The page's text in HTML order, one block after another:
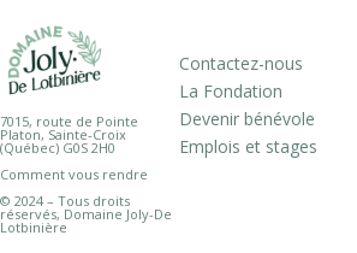
7015, route de Pointe
Platon, Sainte-Croix
(Québec) G0S 2H0
Comment vous rendre
© 2024 – Tous droits
réservés, Domaine Joly-De
Lotbinière
Contactez-nous
La Fondation
Devenir bénévole
Emplois et stages